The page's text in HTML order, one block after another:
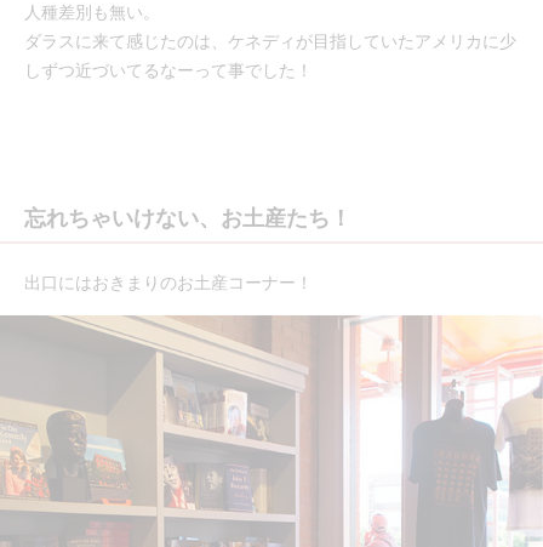
人種差別も無い。
ダラスに来て感じたのは、ケネディが目指していたアメリカに少
しずつ近づいてるなーって事でした！
忘れちゃいけない、お土産たち！
出口にはおきまりのお土産コーナー！